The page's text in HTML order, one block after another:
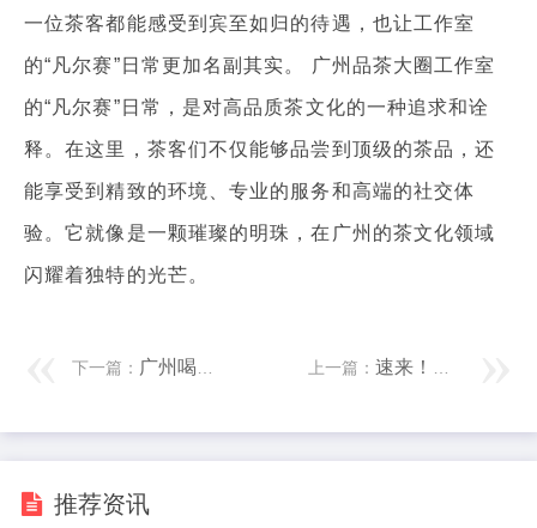
一位茶客都能感受到宾至如归的待遇，也让工作室
的“凡尔赛”日常更加名副其实。 广州品茶大圈工作室
的“凡尔赛”日常，是对高品质茶文化的一种追求和诠
释。在这里，茶客们不仅能够品尝到顶级的茶品，还
能享受到精致的环境、专业的服务和高端的社交体
验。它就像是一颗璀璨的明珠，在广州的茶文化领域
闪耀着独特的光芒。
下一篇： 广州喝茶工作室，带你领略独特茶文化 上一篇： 速来！广州98场部长联系方式曝光
推荐资讯